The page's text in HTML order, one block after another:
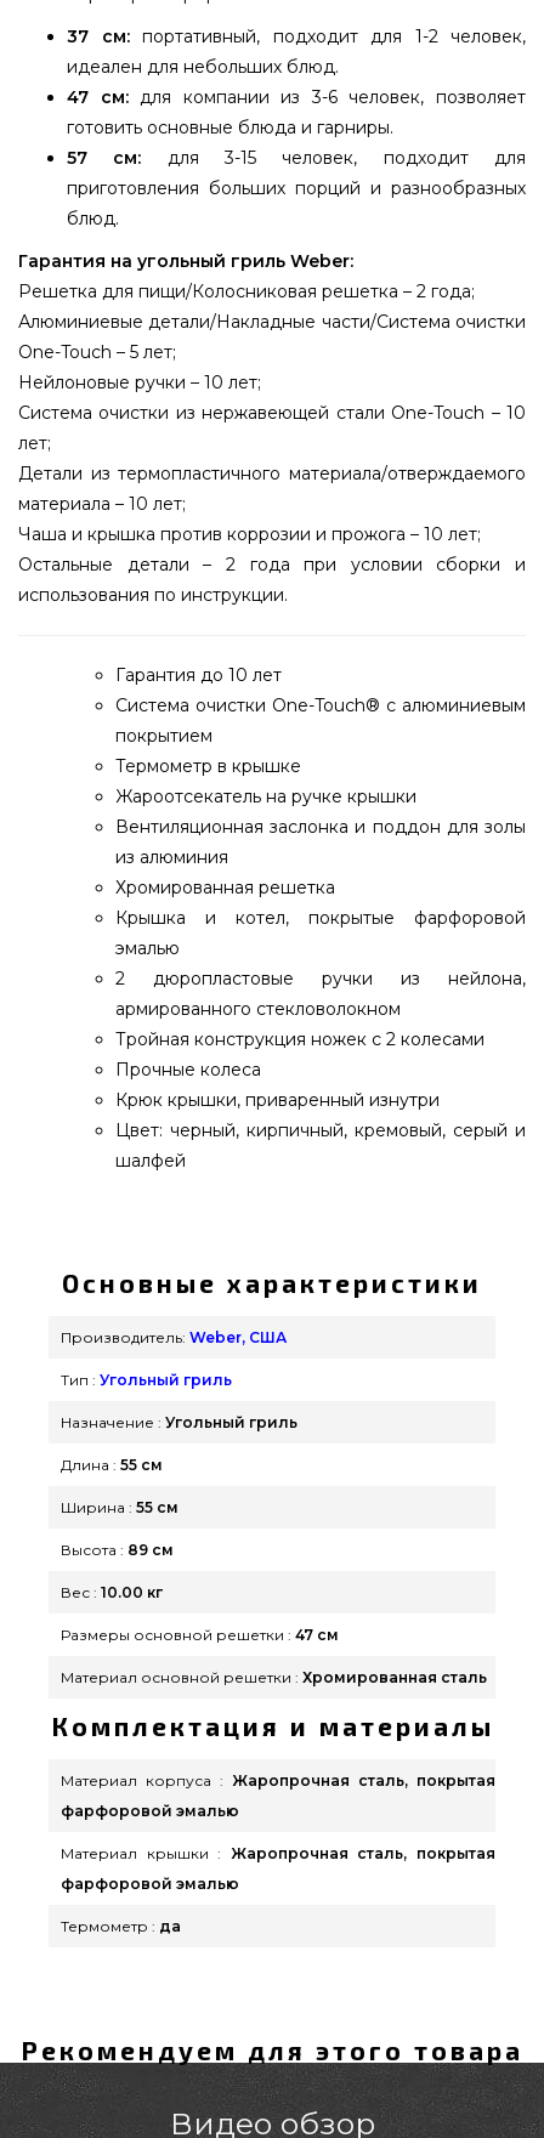
37 см:портативный, подходит для 1-2 человек,
идеален для небольших блюд.
47 см:для компании из 3-6 человек, позволяет
готовить основные блюда и гарниры.
57 см: для 3-15 человек, подходит для
приготовления больших порций и разнообразных
блюд.
Гарантия на угольный гриль Weber:
Решетка для пищи/Колосниковая решетка – 2 года;
Алюминиевые детали/Накладные части/Система очистки
One-Touch – 5 лет;
Нейлоновые ручки – 10 лет;
Система очистки из нержавеющей стали One-Touch – 10
лет;
Детали из термопластичного материала/отверждаемого
материала – 10 лет;
Чаша и крышка против коррозии и прожога – 10 лет;
Остальные детали – 2 года при условии сборки и
использования по инструкции.
Гарантия до 10 лет
Система очистки One-Touch® с алюминиевым
покрытием
Термометр в крышке
Жароотсекатель на ручке крышки
Вентиляционная заслонка и поддон для золы
из алюминия
Хромированная решетка
Крышка и котел, покрытые фарфоровой
эмалью
2 дюропластовые ручки из нейлона,
армированного стекловолокном
Тройная конструкция ножек с 2 колесами
Прочные колеса
Крюк крышки, приваренный изнутри
Цвет: черный, кирпичный, кремовый, серый и
шалфей
Weber, США по оправданной цене всего 13 999
грн. в каталоге интернет магазина грилей и
мангалов grillpoint.com.ua Смотрите и
grillpoint.com.ua Наберите нашим экспертам по
телефонному номеру (044) 334-76-95 и мы
Основные характеристики
Производитель: Weber, США
Тип : Угольный гриль
Назначение : Угольный гриль
Длина : 55 см
Ширина : 55 см
Высота : 89 см
Вес : 10.00 кг
Размеры основной решетки : 47 см
Материал основной решетки : Хромированная сталь
Комплектация и материалы
Материал корпуса : Жаропрочная сталь, покрытая
фарфоровой эмалью
Материал крышки :
Жаропрочная сталь, покрытая
фарфоровой эмалью
Термометр : да
Рекомендуем для этого товара
Видео обзор